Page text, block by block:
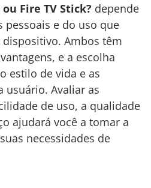
Fire TV Stick? depende
pessoais e do uso que
Ambos têm
e a escolha
estilo de vida e as
usuário. Avaliar as
de uso, a qualidade
ajudará você a tomar a
necessidades de